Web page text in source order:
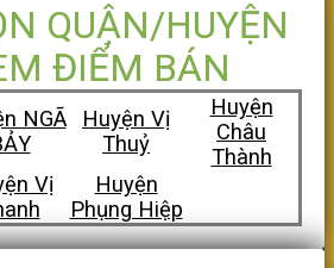
QUẬN/HUYỆN
ĐIỂM BÁN
NGÃ
Huyện Vị
Thuỷ
Huyện
Châu
Thành
Vị
Huyện
Phụng Hiệp